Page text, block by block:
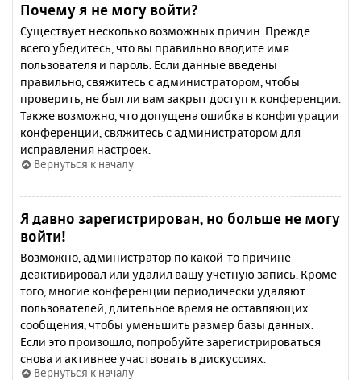
Почему я не могу войти?
Существует несколько возможных причин. Прежде
всего убедитесь, что вы правильно вводите имя
пользователя и пароль. Если данные введены
правильно, свяжитесь с администратором, чтобы
проверить, не был ли вам закрыт доступ к конференции.
Также возможно, что допущена ошибка в конфигурации
конференции, свяжитесь с администратором для
исправления настроек.
Вернуться к началу
Я давно зарегистрирован, но больше не могу
войти!
Возможно, администратор по какой-то причине
деактивировал или удалил вашу учётную запись. Кроме
того, многие конференции периодически удаляют
пользователей, длительное время не оставляющих
сообщения, чтобы уменьшить размер базы данных.
Если это произошло, попробуйте зарегистрироваться
снова и активнее участвовать в дискуссиях.
Вернуться к началу